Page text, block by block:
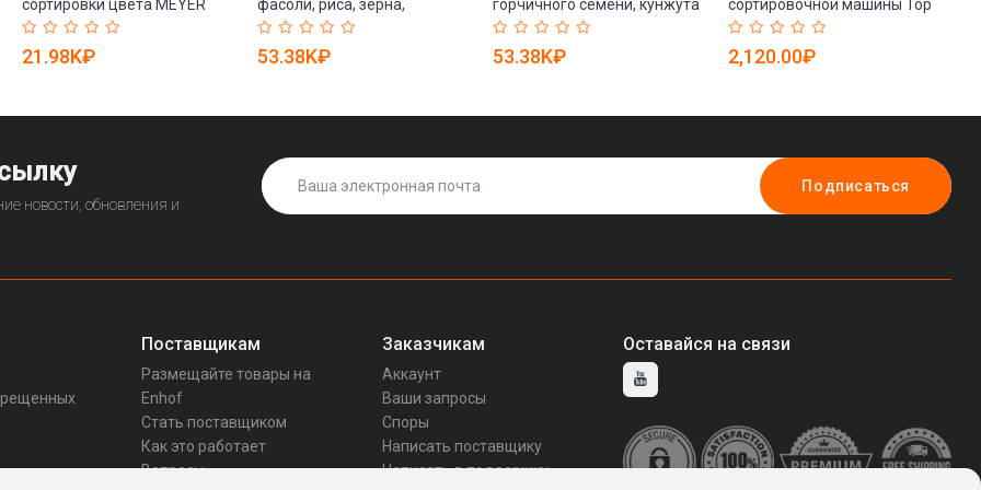
сортировки цвета MEYER
(арт. 25-28072012)
21.98K₽
фасоли, риса, зерна,
пластика, кофейных зерен и
арахиса (арт. 25-28072042)
53.38K₽
горчичного семени, кунжута
и арахиса (арт. 25-28072026)
53.38K₽
сортировочной машины Top
Brand 16 Blocks Ejector (арт.
25-28071991)
2,120.00₽
новости, обновления и
Подписаться
Поставщикам
Размещайте товары на
Enhof
Стать поставщиком
Как это работает
Вопросы
Заказчикам
Аккаунт
Ваши запросы
Споры
Написать поставщику
Написать в поддержку
Оставайся на связи